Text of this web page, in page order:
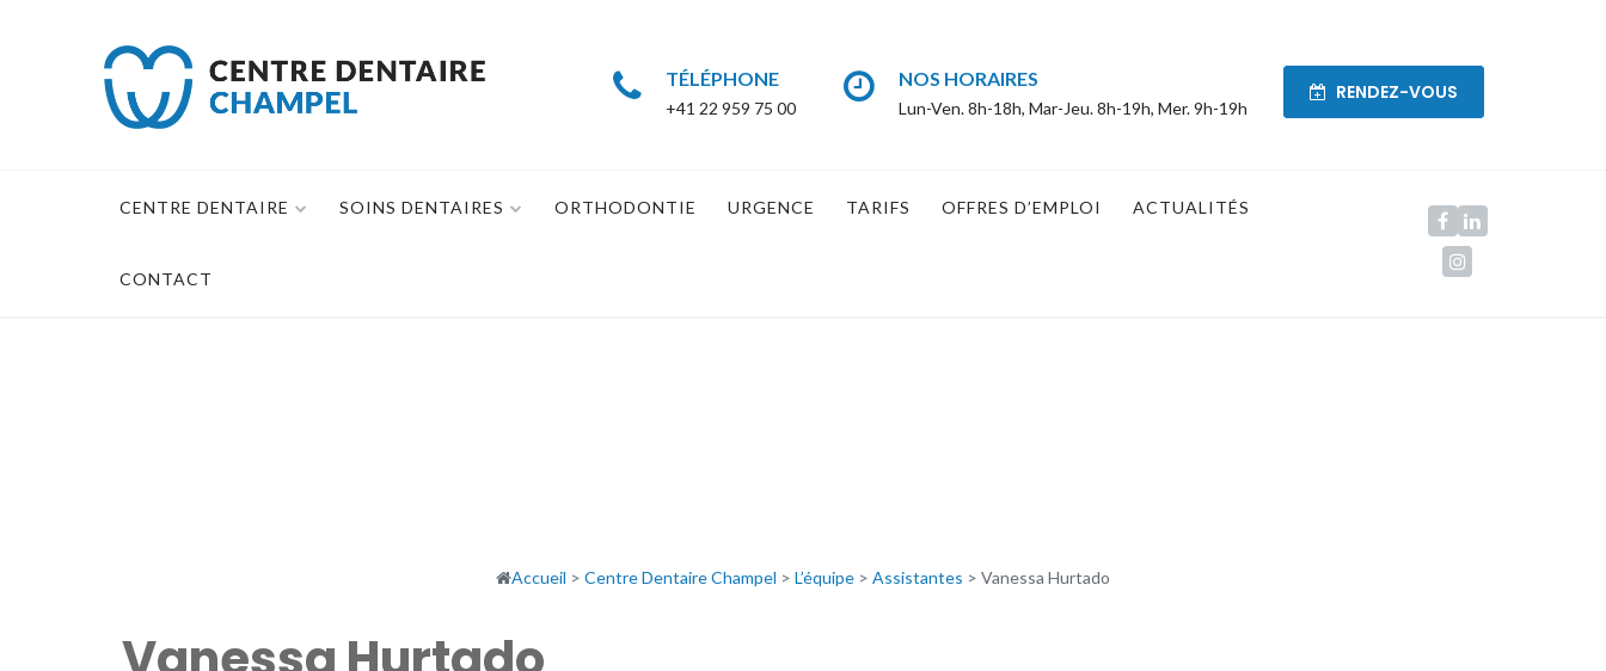
TÉLÉPHONE
+41 22 959 75 00
NOS HORAIRES
Lun-Ven. 8h-18h, Mar-Jeu. 8h-19h, Mer. 9h-19h
RENDEZ-VOUS
CENTRE DENTAIRE SOINS DENTAIRES ORTHODONTIE URGENCE TARIFS OFFRES D’EMPLOI ACTUALITÉS
CONTACT
Accueil > Centre Dentaire Champel > L’équipe > Assistantes > Vanessa Hurtado